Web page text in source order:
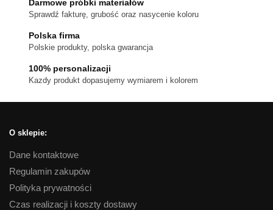
wybrać
stronie
Darmowe próbki materiałów
Sprawdź fakturę, grubość oraz nasycenie koloru
Polska firma
Polskie produkty, polska gwarancja
100% personalizacji
Kazdy produkt dopasujemy wymiarem i kolorem
O sklepie:
Dane kontaktowe
Regulamin zakupów
Polityka prywatności
Czas realizacji i koszty dostawy